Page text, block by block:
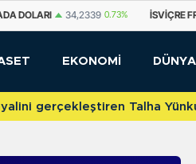
İSVIÇRE FRANKI 59,1179 0.82%
EKONOMİ DÜNYA
gerçekleştiren Talha Yünkuş